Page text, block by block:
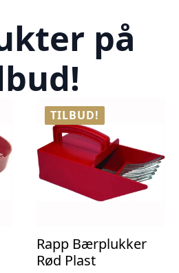
på
TILBUD!
Rapp Bærplukker
Rød Plast